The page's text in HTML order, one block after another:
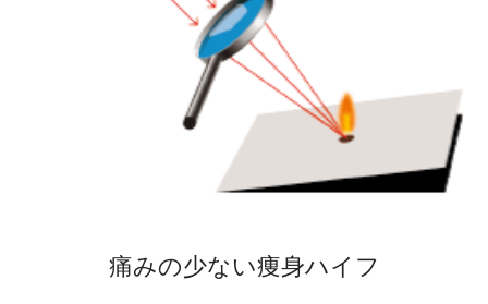
痛みの少ない痩身ハイフ